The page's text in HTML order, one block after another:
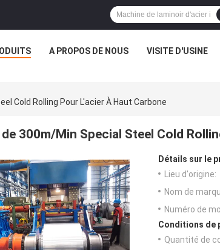
A PROPOS DE NOUS VISITE D'USINE
Cold Rolling Pour L'acier À Haut Carbone
300m/Min Special Steel Cold
Détails sur le
Lieu d'origine:
Nom de
Numéro de
Conditions de
Quantité de